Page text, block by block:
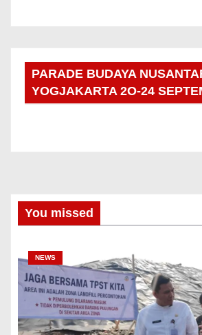
PARADE BUDAYA
YOGJAKARTA 2O-24
You missed
NEWS